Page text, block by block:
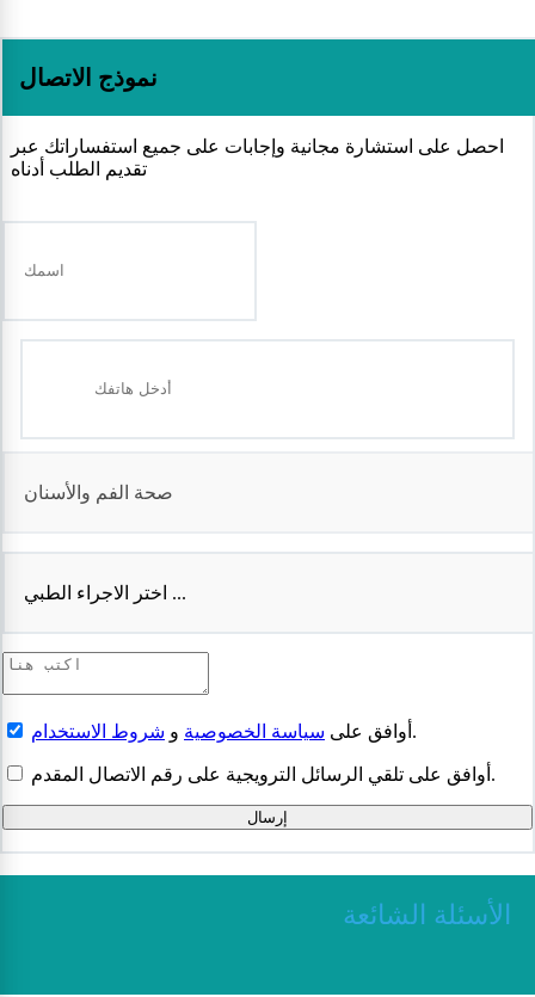
نموذج الاتصال
احصل على استشارة مجانية وإجابات على جميع استفساراتك عبر
تقديم الطلب أدناه
صحة الفم والأسنان
اختر الاجراء الطبي ...
أوافق على سياسة الخصوصية و شروط الاستخدام .
أوافق على تلقي الرسائل الترويجية على رقم الاتصال المقدم.
إرسال
الأسئلة الشائعة